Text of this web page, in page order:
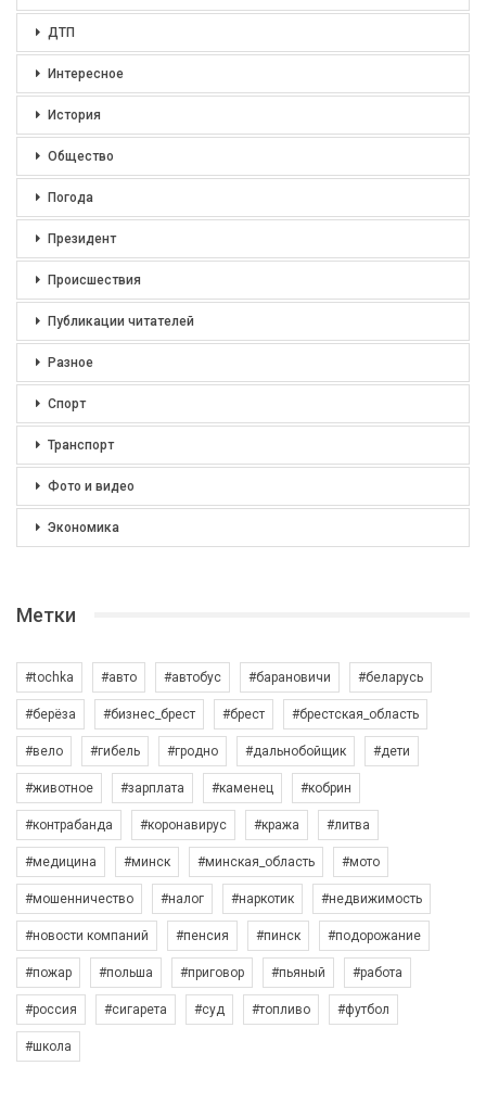
ДТП
Интересное
История
Общество
Погода
Президент
Происшествия
Публикации читателей
Разное
Спорт
Транспорт
Фото и видео
Экономика
Метки
#tochka #авто #автобус #барановичи #беларусь
#берёза #бизнес_брест #брест #брестская_область
#вело #гибель #гродно #дальнобойщик #дети
#животное #зарплата #каменец #кобрин
#контрабанда #коронавирус #кража #литва
#медицина #минск #минская_область #мото
#мошенничество #налог #наркотик #недвижимость
#новости компаний #пенсия #пинск #подорожание
#пожар #польша #приговор #пьяный #работа
#россия #сигарета #суд #топливо #футбол
#школа